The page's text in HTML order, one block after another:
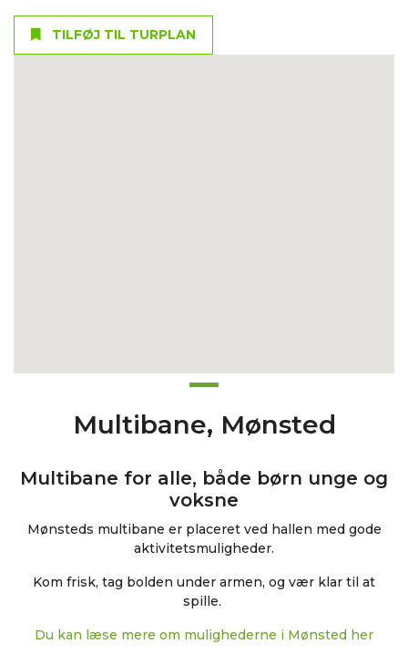
TILFØJ TIL TURPLAN
Multibane, Mønsted
Multibane for alle, både børn unge og
voksne
Mønsteds multibane er placeret ved hallen med gode
aktivitetsmuligheder.
Kom frisk, tag bolden under armen, og vær klar til at
spille.
Du kan læse mere om mulighederne i Mønsted her